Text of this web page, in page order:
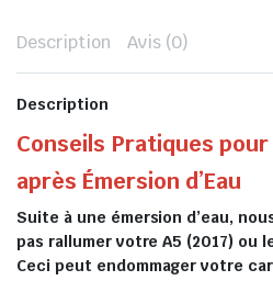
Description Avis (0)
Description
Conseils Pratiques
après Émersion d’Eau
Suite à une émersion d’eau,
pas rallumer votre A5 (2017) ou
Ceci peut endommager votre